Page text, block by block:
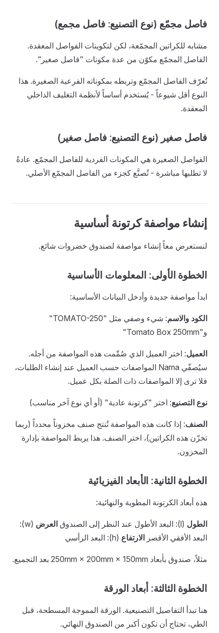
فاصل مجمّع (نوع التصنيع: فاصل مجمع)
مشابه للكراتين المجمّعة، لكن لتكوينات الفواصل المعقدة.
الفاصل المجمّع مكوّن من عدة مكونات "فاصل صغير".
تُعرّف الفاصل المجمّع وتربطه بمكوناته الفرعية الصغيرة. هذا
النوع أقل شيوعاً - يُستخدم أساساً لأنظمة التغليف الداخلي
المعقدة.
فاصل صغير (نوع التصنيع: فاصل صغير)
الفواصل الصغيرة هي المكونات الفردية للفاصل المجمّع. عادةً
لا تطلبها مباشرة - تُصنَّع كجزء من الفاصل المجمّع الأصلي.
إنشاء مواصفة كرتونة أساسية
لنستعرض معاً إنشاء مواصفة لصندوق خضروات شائع.
الخطوة الأولى: المعلومات الأساسية
ابدأ مواصفة جديدة وأدخل البيانات الأساسية:
الكود والاسم
: شيء وصفي مثل "TOMATO-250"
و"Tomato Box 250mm"
العميل: اختر العميل الذي صُمِّمت هذه المواصفة من أجله.
سيُصفّي Nama المواصفات حسب العميل عند إنشاء الطلبات،
فلا ترى إلا المواصفات ذات الصلة بكل عميل.
نوع التصنيع: اختر "كرتونة عادية" (أو أي نوع آخر مناسب)
الصنف: إذا كانت هذه المواصفة تُنتج صنف مخزوناً محدداً (ربما
تخزّن هذه الكراتين)، اختر الصنف. هذا يربط المواصفة بإدارة
المخزون.
الخطوة الثانية: الأبعاد الفيزيائية
هذه أبعاد الكرتونة المطوية والنهائية:
الطول (l): البعد الأطول عند النظر إلى الصندوق العرض
(w):
البعد الأفقي الأقصر الارتفاع (h): البعد الرأسي
مثلاً، صندوق بأبعاد 250mm × 200mm × 150mm بعد التجميع.
الخطوة الثالثة: أبعاد الورقة
هنا تبدأ التفاصيل التصنيعية. الورقة المموجة المسطحة، قبل
الطي، تحتاج أن تكون أكبر من الصندوق النهائي.